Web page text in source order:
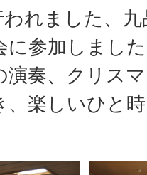
れました、
に参加しまし
演奏、クリス
、楽しいひと